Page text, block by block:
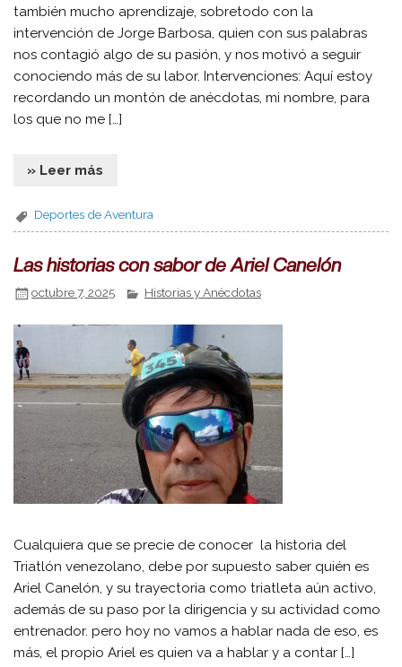
también mucho aprendizaje, sobretodo con la
intervención de Jorge Barbosa, quien con sus palabras
nos contagió algo de su pasión, y nos motivó a seguir
conociendo más de su labor. Intervenciones: Aquí estoy
recordando un montón de anécdotas, mi nombre, para
los que no me […]
» Leer más
Deportes de Aventura
Las historias con sabor de Ariel Canelón
octubre 7, 2025 Historias y Anécdotas
Cualquiera que se precie de conocer la historia del
Triatlón venezolano, debe por supuesto saber quién es
Ariel Canelón, y su trayectoria como triatleta aún activo,
además de su paso por la dirigencia y su actividad como
entrenador. pero hoy no vamos a hablar nada de eso, es
más, el propio Ariel es quien va a hablar y a contar […]